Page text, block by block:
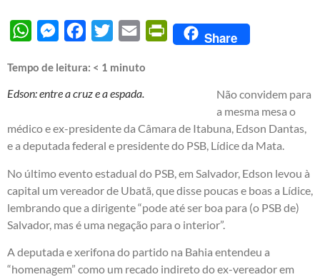
WhatsAppMessengerFacebook
Twitter Email PrintFriendly
Share
Tempo de leitura: < 1 minuto
Edson: entre a cruz e a espada.
Não convidem para
a mesma mesa o
médico e ex-presidente da Câmara de Itabuna, Edson Dantas,
e a deputada federal e presidente do PSB, Lídice da Mata.
No último evento estadual do PSB, em Salvador, Edson levou à
capital um vereador de Ubatã, que disse poucas e boas a Lídice,
lembrando que a dirigente “pode até ser boa para (o PSB de)
Salvador, mas é uma negação para o interior”.
A deputada e xerifona do partido na Bahia entendeu a
“homenagem” como um recado indireto do ex-vereador em